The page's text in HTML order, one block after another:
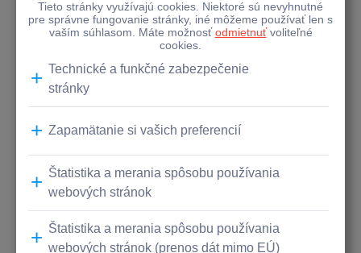
nezávislosti neprekazí nedostatok financií.
Uvedomujeme si, že práve to ich nezriedka brzdí v
realizácii tvorivých nápadov.
Prostredníctvom grantových programov Umenie im
preto chceme zabezpečiť čo najväčšiu slobodu v
audiovizuálnej, výtvarnej, hudobnej, literárnej, dizajnovej
S radosťou finančne podporíme nielen študentov
umelcov, ktorí spolupracujú na nových dielach s
etablovaným tvorcom alebo vysokoškolským